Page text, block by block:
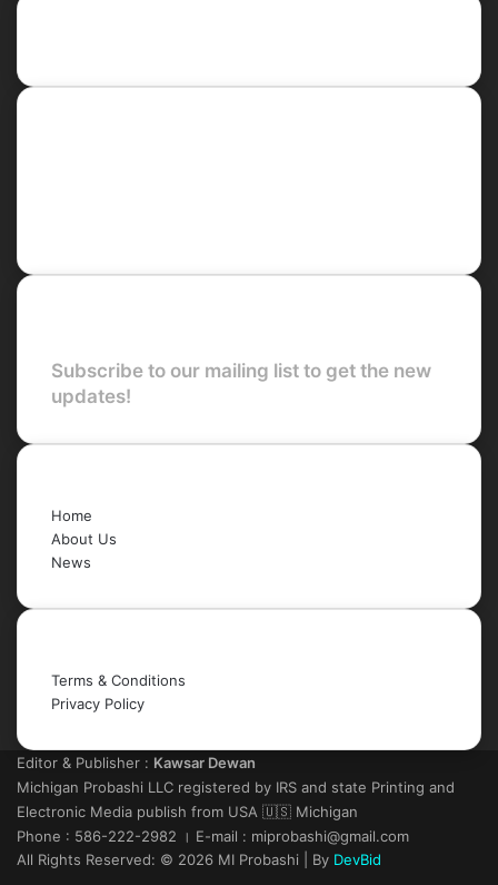
Subscribe to our mailing list to get the new
updates!
Home
About Us
News
Terms & Conditions
Privacy Policy
Editor & Publisher : Kawsar Dewan
Michigan Probashi LLC registered by IRS and state Printing and
Electronic Media publish from USA 🇺🇸 Michigan
Phone : 586-222-2982 । E-mail : miprobashi@gmail.com
All Rights Reserved: © 2026 MI Probashi | By DevBid